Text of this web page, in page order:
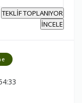
TEKLİF TOPLANIYOR
İNCELE